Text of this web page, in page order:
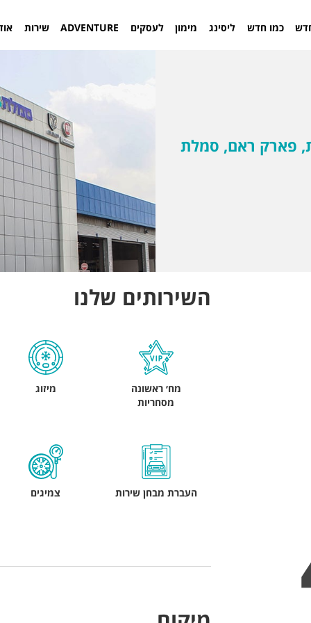
כמו חדש ליסינג מימון לעסקים ADVENTURE שירות
פארק ראם, סמלת
השירותים שלנו
מח׳ ראשונה
מסחריות
מיזוג
העברת מבחן שירות צמיגים